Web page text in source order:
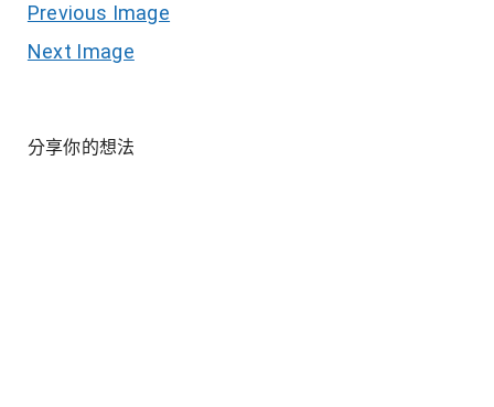
Previous Image
Next Image
分享你的想法